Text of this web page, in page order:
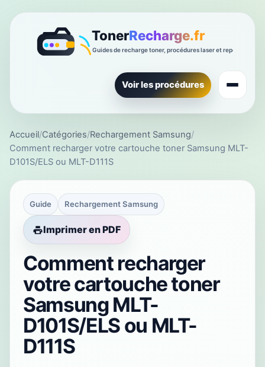
Voir les procédures
Accueil/Catégories/Rechargement Samsung/
Comment recharger votre cartouche toner Samsung MLT-
D101S/ELS ou MLT-D111S
Guide Rechargement Samsung
Imprimer en PDF
Comment recharger
votre cartouche toner
Samsung MLT-
D101S/ELS ou MLT-
D111S